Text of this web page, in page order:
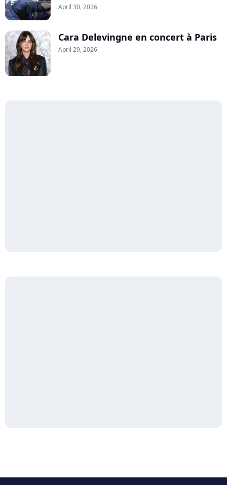
April 30, 2026
Cara Delevingne en concert à Paris
April 29, 2026